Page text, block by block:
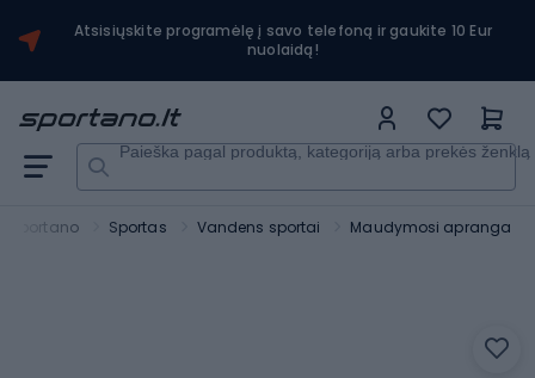
Atsisiųskite programėlę į savo telefoną ir gaukite 10 Eur
nuolaidą!
Paieška pagal produktą, kategoriją arba prekės ženklą
Sportano Sportas Vandens sportai Maudymosi apranga